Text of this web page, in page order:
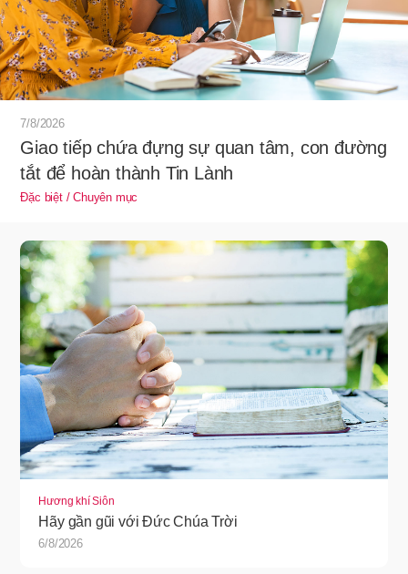
7/8/2026
Giao tiếp chứa đựng sự quan tâm, con đường
tắt để hoàn thành Tin Lành
Đặc biệt / Chuyên mục
Hương khí Siôn
Hãy gần gũi với Đức Chúa Trời
6/8/2026